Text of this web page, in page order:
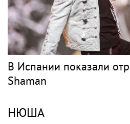
В Испании показали
Shaman
НЮША